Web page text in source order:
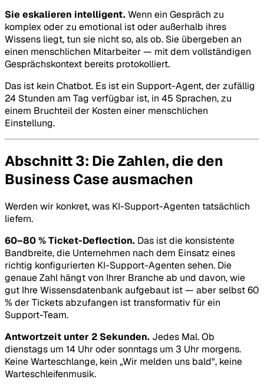
Sie eskalieren intelligent.Wenn ein Gespräch zu
komplex oder zu emotional ist oder außerhalb ihres
Wissens liegt, tun sie nicht so, als ob. Sie übergeben an
einen menschlichen Mitarbeiter — mit dem vollständigen
Gesprächskontext bereits protokolliert.
Das ist kein Chatbot. Es ist ein Support-Agent, der zufällig
24 Stunden am Tag verfügbar ist, in 45 Sprachen, zu
einem Bruchteil der Kosten einer menschlichen
Einstellung.
Abschnitt 3: Die Zahlen, die den
Business Case ausmachen
Werden wir konkret, was KI-Support-Agenten tatsächlich
liefern.
60–80 % Ticket-Deflection. Das ist die konsistente
Bandbreite, die Unternehmen nach dem Einsatz eines
richtig konfigurierten KI-Support-Agenten sehen. Die
genaue Zahl hängt von Ihrer Branche ab und davon, wie
gut Ihre Wissensdatenbank aufgebaut ist — aber selbst 60
% der Tickets abzufangen ist transformativ für ein
Support-Team.
Antwortzeit unter 2 Sekunden. Jedes Mal. Ob
dienstags um 14 Uhr oder sonntags um 3 Uhr morgens.
Keine Warteschlange, kein „Wir melden uns bald", keine
Warteschleifenmusik.